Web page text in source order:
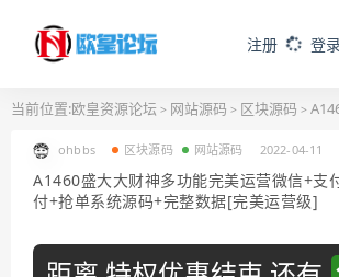
注册 登
当前位置:欧皇资源论坛 > 网站源码 > 区块源码 > A1460盛大大财
ohbbs 区块源码 网站源码 2022-04-11
A1460盛大大财神多功能完美运营微信+支
付+抢单系统源码+完整数据[完美运营级]